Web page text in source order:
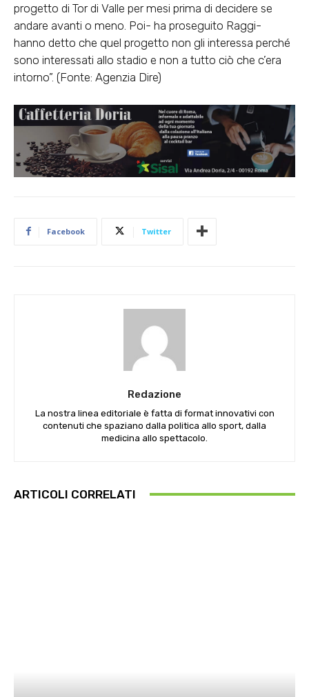
progetto di Tor di Valle per mesi prima di decidere se
andare avanti o meno. Poi- ha proseguito Raggi-
hanno detto che quel progetto non gli interessa perché
sono interessati allo stadio e non a tutto ciò che c’era
intorno”. (Fonte: Agenzia Dire)
Facebook Twitter
Redazione
La nostra linea editoriale è fatta di format innovativi con
contenuti che spaziano dalla politica allo sport, dalla
medicina allo spettacolo.
ARTICOLI CORRELATI